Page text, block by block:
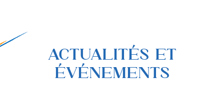
ACTUALITÉS ET
ÉVÉNEMENTS